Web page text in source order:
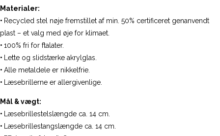
Materialer:
• Recycled stel nøje fremstillet af min. 50% certificeret genanvendt
plast – et valg med øje for klimaet.
• 100% fri for ftalater.
• Lette og slidstærke akrylglas.
• Alle metaldele er nikkelfrie.
• Læsebrillerne er allergivenlige.
Mål & vægt:
• Læsebrillestelslængde ca. 14 cm.
• Læsebrillestangslængde ca. 14 cm.